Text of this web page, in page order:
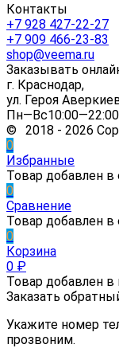
Контакты
+7 928 427-22-27
+7 909 466-23-83
shop@veema.ru
Заказывать
г. Краснодар,
ул. Героя
Пн—Вс10:00—22:00
© 2018 - 2026
0
Избранные
Товар добавлен
0
Сравнение
Товар добавлен в
0
Корзина
0 ₽
Товар добавлен в
Заказать
Укажите номер
прозвоним.